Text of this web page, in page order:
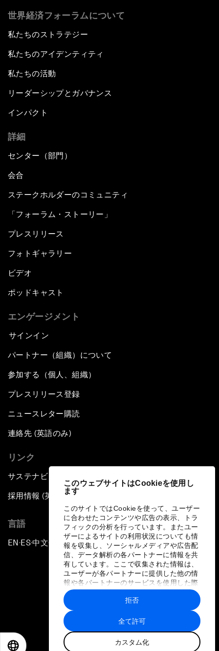
このウェブサイトはCookieを使用し
ます
このサイトではCookieを使って、ユーザー
に合わせたコンテンツや広告の表示、トラ
フィックの分析を行っています。またユー
ザーによるサイトの利用状況についても情
報を収集し、ソーシャルメディアや広告配
信、データ解析の各パートナーに情報を共
有しています。ここで収集された情報は、
ユーザーが各パートナーに提供した他の情
報や各パートナーのサービスを使用した際
に収集された情報と組み合わされ、各パー
トナーによって使用されることがありま
す。
全て許可
カスタム化
拒否
世界経済フォーラムについて
私たちのストラテジー
私たちのアイデンティティ
私たちの活動
リーダーシップとガバナンス
インパクト
詳細
センター（部門）
会合
ステークホルダーのコミュニティ
「フォーラム・ストーリー」
プレスリリース
フォトギャラリー
ビデオ
ポッドキャスト
エンゲージメント
サインイン
パートナー（組織）について
参加する（個人、組織）
プレスリリース登録
ニュースレター購読
連絡先 (英語のみ)
リンク
サステナビリティへの取り組み
採用情報 (英語のみ)
言語
EN ▪ES▪中文▪ 日本語
プライバシーポリシーと利用規約
サイトマップ
©
世界経済フォーラム